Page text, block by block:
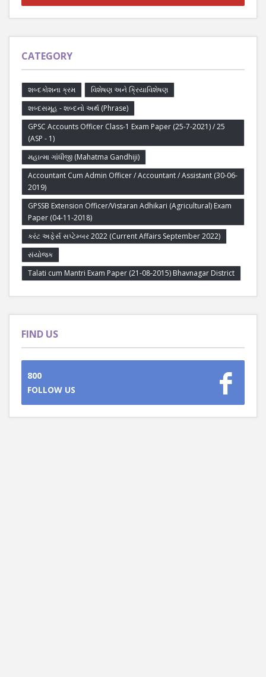
CATEGORY
શબ્દકોશના ક્રમ
વિશેષણ અને ક્રિયાવિશેષણ
શબ્દસમૂહ - શબ્દનો અર્થ (Phrase)
GPSC Accounts Officer Class-1 Exam Paper (25-7-2021) / 25
(ASP - 1)
મહાત્મા ગાંધીજી (Mahatma Gandhiji)
Accountant Cum Admin Officer / Accountant / Assistant (30-06-
2019)
GPSSB Extension Officer/Vistaran Adhikari (Agricultural) Exam
Paper (04-11-2018)
કરંટ અફેર્સ સપ્ટેમ્બર 2022 (Current Affairs September 2022)
સંયોજક
Talati cum Mantri Exam Paper (21-08-2015) Bhavnagar District
FIND US
800
FOLLOW US